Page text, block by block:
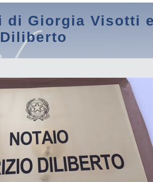
di Giorgia Visotti